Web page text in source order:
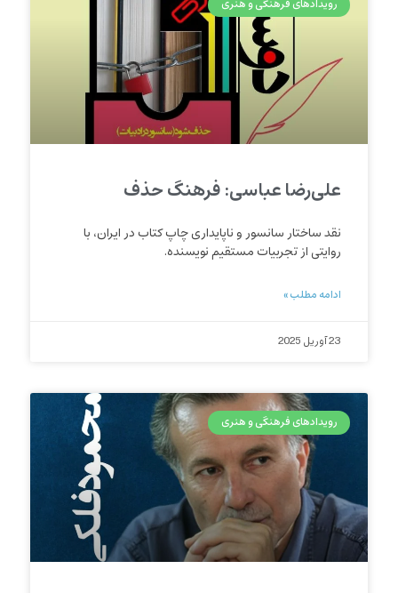
رویدادهای فرهنگی و هنری
علی‌رضا عباسی: فرهنگ حذف
نقد ساختار سانسور و ناپایداری چاپ کتاب در ایران، با
روایتی از تجربیات مستقیم نویسنده.
ادامه مطلب »
23 آوریل 2025
رویدادهای فرهنگی و هنری